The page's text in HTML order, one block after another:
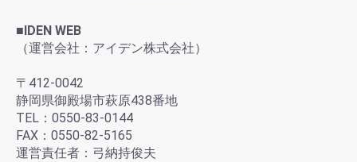
■IDEN WEB
（運営会社：アイデン株式会社）
〒412-0042
静岡県御殿場市萩原438番地
TEL：0550-83-0144
FAX：0550-82-5165
運営責任者：弓納持俊夫